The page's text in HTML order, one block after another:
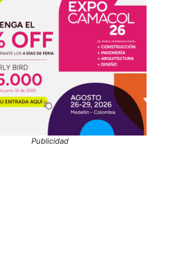
Publicidad